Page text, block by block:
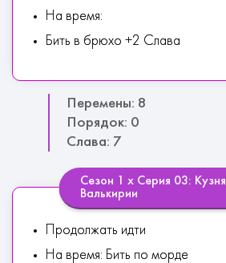
На время:
Бить в брюхо +2 Слава
Перемены: 8
Порядок: 0
Слава: 7
Сезон 1 х Серия 03: Кузня
Валькирии
Продолжать идти
На время: Бить по морде